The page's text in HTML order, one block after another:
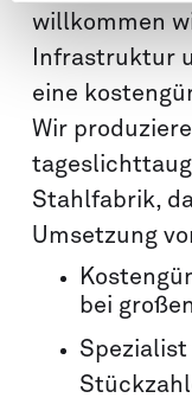
willkommen
Infrastruktur
eine
Wir
Stahlfabrik,
Umsetzung
bei